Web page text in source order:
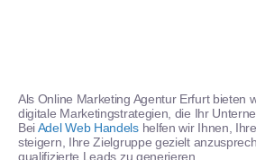
Als Online Marketing Agentur Erfurt bieten
digitale Marketingstrategien, die Ihr
BeiAdel Web Handelshelfen wir Ihnen,
steigern, Ihre Zielgruppe gezielt
qualifizierte Leads zu generieren.